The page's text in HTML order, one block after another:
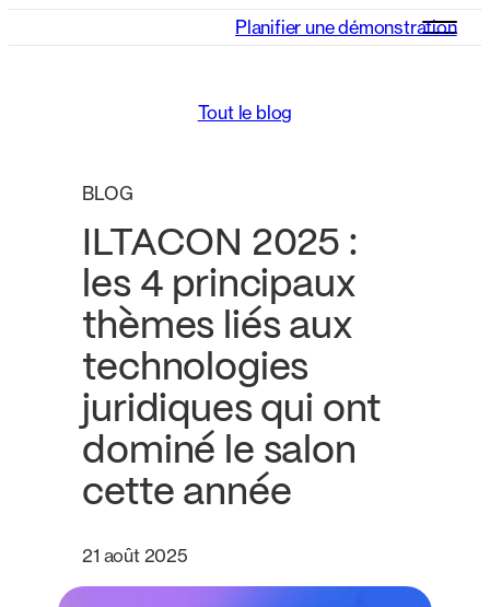
Planifier une démonstration
Tout le blog
BLOG
ILTACON 2025 :
les 4 principaux
thèmes liés aux
technologies
juridiques qui ont
dominé le salon
cette année
21 août 2025